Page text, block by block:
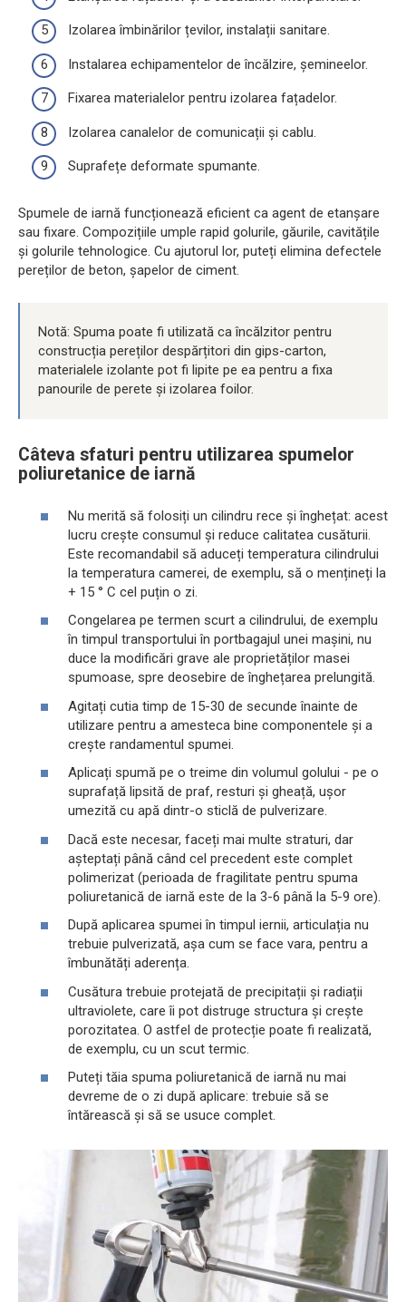
Izolarea îmbinărilor țevilor, instalații sanitare.
Instalarea echipamentelor de încălzire, șemineelor.
Fixarea materialelor pentru izolarea fațadelor.
Izolarea canalelor de comunicații și cablu.
Suprafețe deformate spumante.
Spumele de iarnă funcționează eficient ca agent de etanșare
sau fixare. Compozițiile umple rapid golurile, găurile, cavitățile
și golurile tehnologice. Cu ajutorul lor, puteți elimina defectele
pereților de beton, șapelor de ciment.
Notă: Spuma poate fi utilizată ca încălzitor pentru
construcția pereților despărțitori din gips-carton,
materialele izolante pot fi lipite pe ea pentru a fixa
panourile de perete și izolarea foilor.
Câteva sfaturi pentru utilizarea spumelor
poliuretanice de iarnă
Nu merită să folosiți un cilindru rece și înghețat: acest
lucru crește consumul și reduce calitatea cusăturii.
Este recomandabil să aduceți temperatura cilindrului
la temperatura camerei, de exemplu, să o mențineți la
+ 15 ° C cel puțin o zi.
Congelarea pe termen scurt a cilindrului, de exemplu
în timpul transportului în portbagajul unei mașini, nu
duce la modificări grave ale proprietăților masei
spumoase, spre deosebire de înghețarea prelungită.
Agitați cutia timp de 15-30 de secunde înainte de
utilizare pentru a amesteca bine componentele și a
crește randamentul spumei.
Aplicați spumă pe o treime din volumul golului - pe o
suprafață lipsită de praf, resturi și gheață, ușor
umezită cu apă dintr-o sticlă de pulverizare.
Dacă este necesar, faceți mai multe straturi, dar
așteptați până când cel precedent este complet
polimerizat (perioada de fragilitate pentru spuma
poliuretanică de iarnă este de la 3-6 până la 5-9 ore).
După aplicarea spumei în timpul iernii, articulația nu
trebuie pulverizată, așa cum se face vara, pentru a
îmbunătăți aderența.
Cusătura trebuie protejată de precipitații și radiații
ultraviolete, care îi pot distruge structura și crește
porozitatea. O astfel de protecție poate fi realizată,
de exemplu, cu un scut termic.
Puteți tăia spuma poliuretanică de iarnă nu mai
devreme de o zi după aplicare: trebuie să se
întărească și să se usuce complet.